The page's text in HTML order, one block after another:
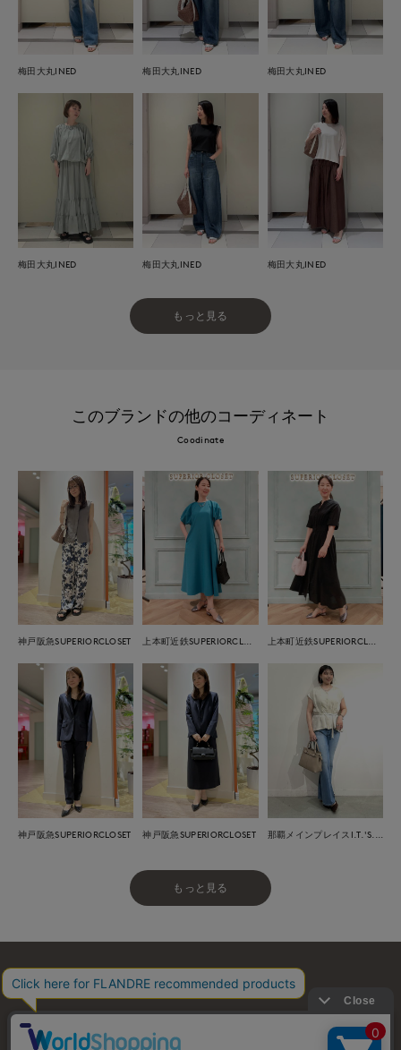
梅田大丸INED 梅田大丸INED 梅田大丸INED
梅田大丸INED 梅田大丸INED 梅田大丸INED
もっと見る
このブランドの他のコーディネート
Coodinate
神戸阪急SUPERIORCLOSET
神戸阪急SUPERIORCLOSET 神戸阪急SUPERIORCLOSET
もっと見る
お問い合わせ 利用規約 プライバシーポリシー